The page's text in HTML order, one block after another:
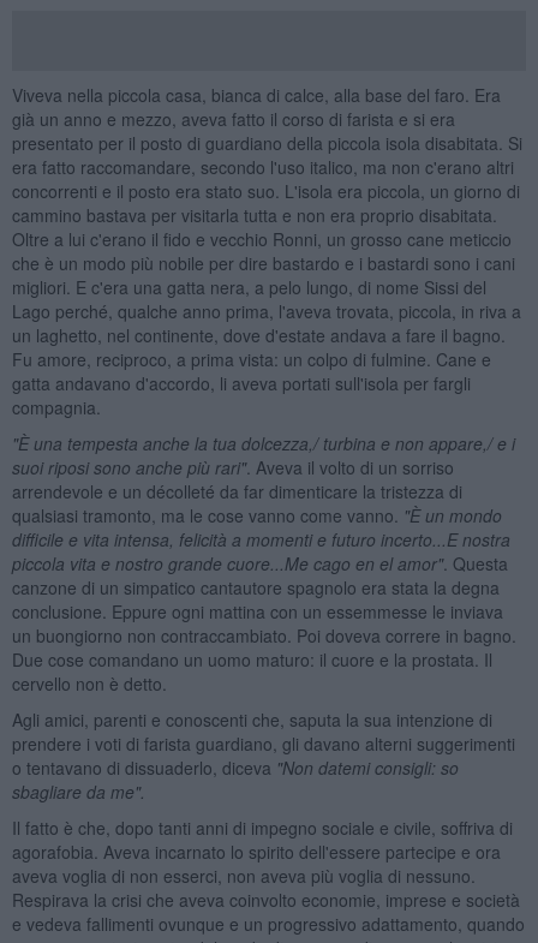
Viveva nella piccola casa, bianca di calce, alla base del faro. Era
già un anno e mezzo, aveva fatto il corso di farista e si era
presentato per il posto di guardiano della piccola isola disabitata. Si
era fatto raccomandare, secondo l'uso italico, ma non c'erano altri
concorrenti e il posto era stato suo. L'isola era piccola, un giorno di
cammino bastava per visitarla tutta e non era proprio disabitata.
Oltre a lui c'erano il fido e vecchio Ronni, un grosso cane meticcio
che è un modo più nobile per dire bastardo e i bastardi sono i cani
migliori. E c'era una gatta nera, a pelo lungo, di nome Sissi del
Lago perché, qualche anno prima, l'aveva trovata, piccola, in riva a
un laghetto, nel continente, dove d'estate andava a fare il bagno.
Fu amore, reciproco, a prima vista: un colpo di fulmine. Cane e
gatta andavano d'accordo, li aveva portati sull'isola per fargli
compagnia.
"È una tempesta anche la tua dolcezza,/ turbina e non appare,/ e i
suoi riposi sono anche più rari". Aveva il volto di un sorriso
arrendevole e un décolleté da far dimenticare la tristezza di
qualsiasi tramonto, ma le cose vanno come vanno. "È un mondo
difficile e vita intensa, felicità a momenti e futuro incerto...E nostra
piccola vita e nostro grande cuore...Me cago en el amor". Questa
canzone di un simpatico cantautore spagnolo era stata la degna
conclusione. Eppure ogni mattina con un essemmesse le inviava
un buongiorno non contraccambiato. Poi doveva correre in bagno.
Due cose comandano un uomo maturo: il cuore e la prostata. Il
cervello non è detto.
Agli amici, parenti e conoscenti che, saputa la sua intenzione di
prendere i voti di farista guardiano, gli davano alterni suggerimenti
o tentavano di dissuaderlo, diceva "Non datemi consigli: so
sbagliare da me".
Il fatto è che, dopo tanti anni di impegno sociale e civile, soffriva di
agorafobia. Aveva incarnato lo spirito dell'essere partecipe e ora
aveva voglia di non esserci, non aveva più voglia di nessuno.
Respirava la crisi che aveva coinvolto economie, imprese e società
e vedeva fallimenti ovunque e un progressivo adattamento, quando